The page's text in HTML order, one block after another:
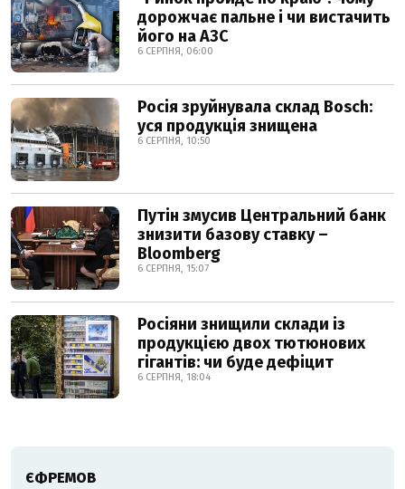
дорожчає пальне і чи вистачить
його на АЗС
6 СЕРПНЯ, 06:00
Росія зруйнувала склад Bosch:
уся продукція знищена
6 СЕРПНЯ, 10:50
Путін змусив Центральний банк
знизити базову ставку –
Bloomberg
6 СЕРПНЯ, 15:07
Росіяни знищили склади із
продукцією двох тютюнових
гігантів: чи буде дефіцит
6 СЕРПНЯ, 18:04
ЄФРЕМОВ